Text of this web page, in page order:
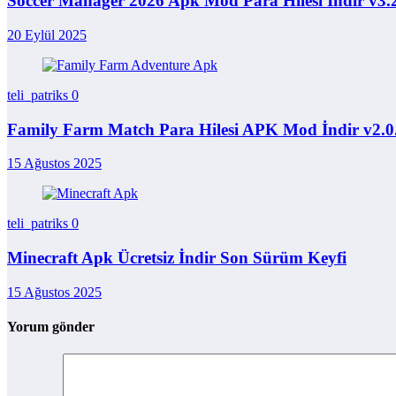
20 Eylül 2025
teli_patriks 0
Family Farm Match Para Hilesi APK Mod İndir
15 Ağustos 2025
teli_patriks 0
Minecraft Apk Ücretsiz İndir Son Sürüm Keyfi
15 Ağustos 2025
Yorum gönder